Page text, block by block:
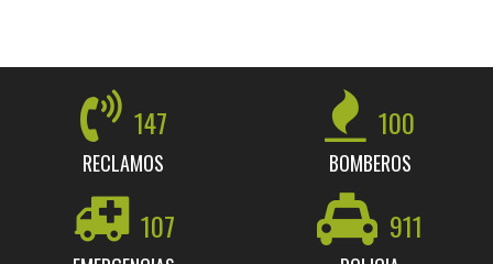
147
RECLAMOS
100
BOMBEROS
107 911